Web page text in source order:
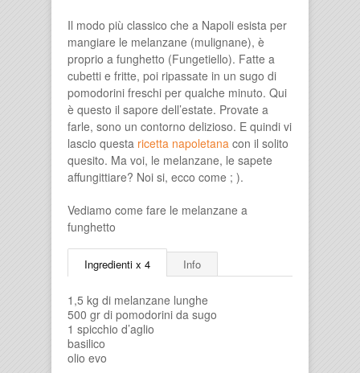
Il modo più classico che a Napoli esista per
mangiare le melanzane (mulignane), è
proprio a funghetto (Fungetiello). Fatte a
cubetti e fritte, poi ripassate in un sugo di
pomodorini freschi per qualche minuto. Qui
è questo il sapore dell’estate. Provate a
farle, sono un contorno delizioso. E quindi vi
lascio questa ricetta napoletana con il solito
quesito. Ma voi, le melanzane, le sapete
affungittiare? Noi si, ecco come ; ).
Vediamo come fare le melanzane a
funghetto
Ingredienti x 4 Info
1,5 kg di melanzane lunghe
500 gr di pomodorini da sugo
1 spicchio d’aglio
basilico
olio evo